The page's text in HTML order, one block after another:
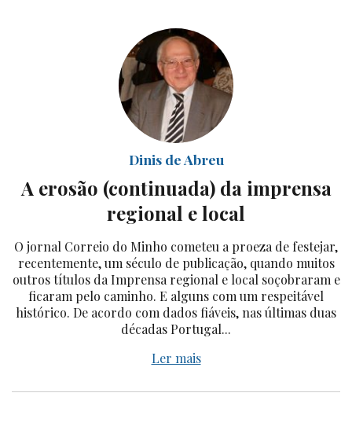
Dinis de Abreu
A erosão (continuada) da imprensa
regional e local
O jornal Correio do Minho cometeu a proeza de festejar,
recentemente, um século de publicação, quando muitos
outros títulos da Imprensa regional e local soçobraram e
ficaram pelo caminho. E alguns com um respeitável
histórico. De acordo com dados fiáveis, nas últimas duas
décadas Portugal...
Ler mais